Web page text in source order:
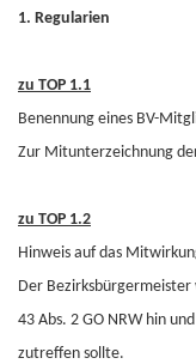
1. Regularien
zu TOP 1.1
Benennung eines BV-
Zur Mitunterzeichnung
zu TOP 1.2
Hinweis auf das
Der
43 Abs. 2 GO NRW hin
zutreffen sollte.